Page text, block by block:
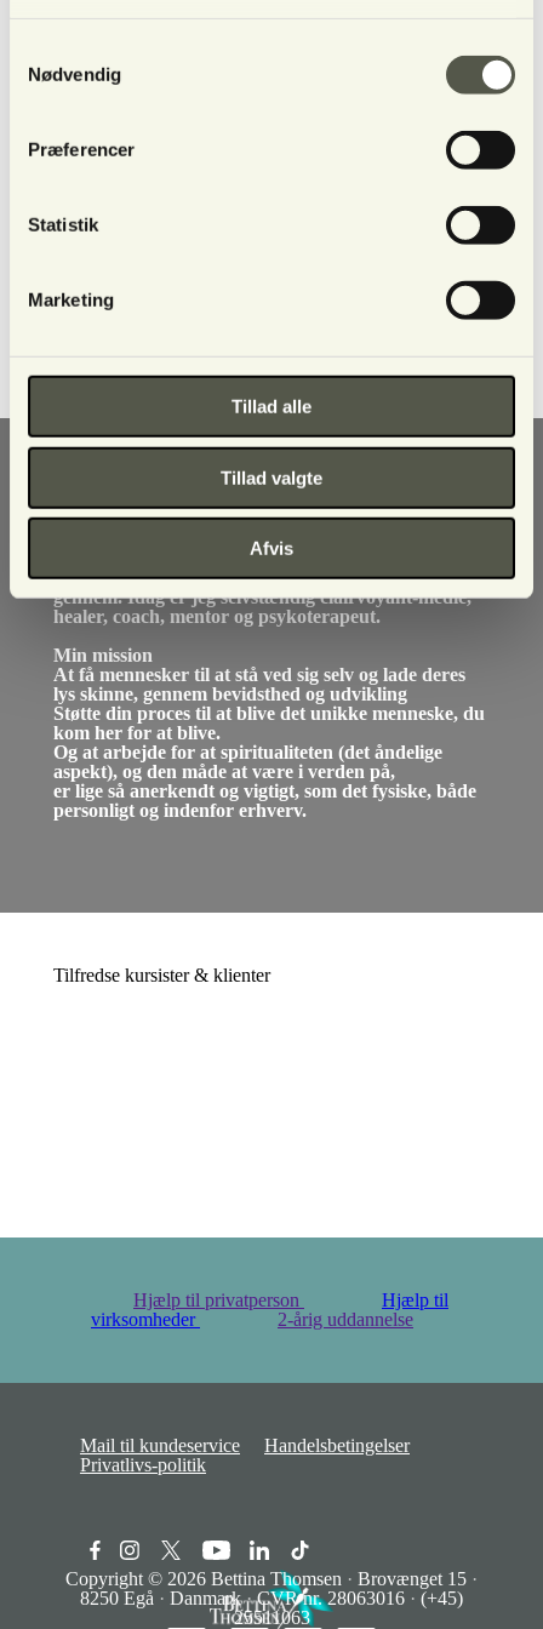
Nødvendig
Præferencer
Statistik
Marketing
Tillad alle
Tillad valgte
Afvis
1996. Jeg har sideløbende med Lysets Hus, og et job i
en privat virksomhed, udviklet mine
spirituelle/mediale evner. I 2004 startede jeg mit eget
firma, til at afvikle mine spirituelle aktiviteter
gennem. Idag er jeg selvstændig clairvoyant-medie,
healer, coach, mentor og psykoterapeut.
Min mission
At få mennesker til at stå ved sig selv og lade deres
lys skinne, gennem bevidsthed og udvikling
Støtte din proces til at blive det unikke menneske, du
kom her for at blive.
Og at arbejde for at spiritualiteten (det åndelige
aspekt), og den måde at være i verden på,
er lige så anerkendt og vigtigt, som det fysiske, både
personligt og indenfor erhverv.
Tilfredse kursister & klienter
Hjælp til privatperson
Hjælp til
virksomheder
2-årig uddannelse
Mail til kundeservice
Handelsbetingelser
Privatlivs-politik
Copyright © 2026 Bettina Thomsen · Brovænget 15 ·
8250 Egå · Danmark·CVR nr. 28063016 · (+45)
25511063